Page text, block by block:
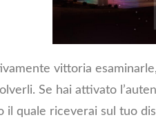
vittoria
Se hai attivato
il quale riceverai sul tuo